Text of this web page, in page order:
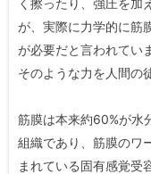
く擦ったり、強圧を加
が、実際に力学的に筋
が必要だと言われてい
そのような力を人間の
筋膜は本来約60%が水
組織であり、筋膜のワ
まれている固有感覚受